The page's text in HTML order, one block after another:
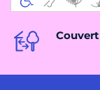
Couvert